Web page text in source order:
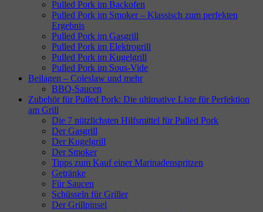
Pulled Pork im Backofen
Pulled Pork im Smoker – Klassisch zum perfekten
Ergebnis
Pulled Pork im Gasgrill
Pulled Pork im Elektrogrill
Pulled Pork im Kugelgrill
Pulled Pork im Sous-Vide
Beilagen – Coleslaw und mehr
BBQ-Saucen
Zubehör für Pulled Pork: Die ultimative Liste für Perfektion
am Grill
Die 7 nützlichsten Hilfsmittel für Pulled Pork
Der Gasgrill
Der Kugelgrill
Der Smoker
Tipps zum Kauf einer Marinadenspritzen
Getränke
Für Saucen
Schüsseln für Griller
Der Grillpinsel